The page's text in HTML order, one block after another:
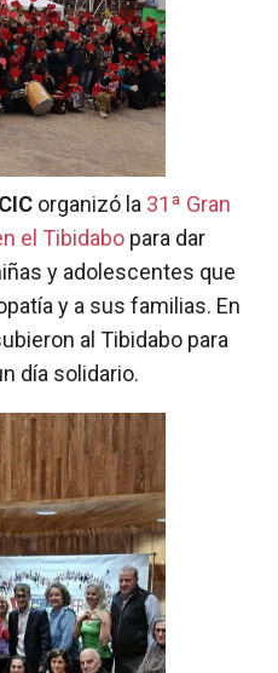
organizó la 31ª Gran
el Tibidabo para dar
y adolescentes que
y a sus familias. En
al Tibidabo para
día solidario.